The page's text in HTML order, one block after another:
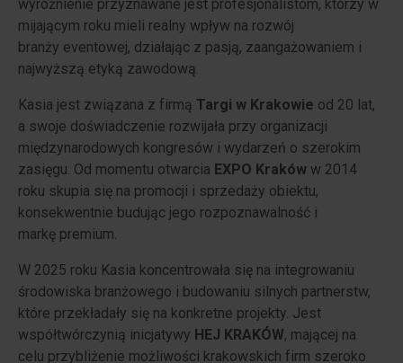
wyróżnienie przyznawane jest profesjonalistom, którzy w
mijającym roku mieli realny wpływ na rozwój
branży eventowej, działając z pasją, zaangażowaniem i
najwyższą etyką zawodową.
Kasia jest związana z firmą Targi w Krakowie od 20 lat,
a swoje doświadczenie rozwijała przy organizacji
międzynarodowych kongresów i wydarzeń o szerokim
zasięgu. Od momentu otwarcia EXPO Kraków w 2014
roku skupia się na promocji i sprzedaży obiektu,
konsekwentnie budując jego rozpoznawalność i
markę premium.
W 2025 roku Kasia koncentrowała się na integrowaniu
środowiska branżowego i budowaniu silnych partnerstw,
które przekładały się na konkretne projekty. Jest
współtwórczynią inicjatywy HEJ KRAKÓW, mającej na
celu przybliżenie możliwości krakowskich firm szeroko